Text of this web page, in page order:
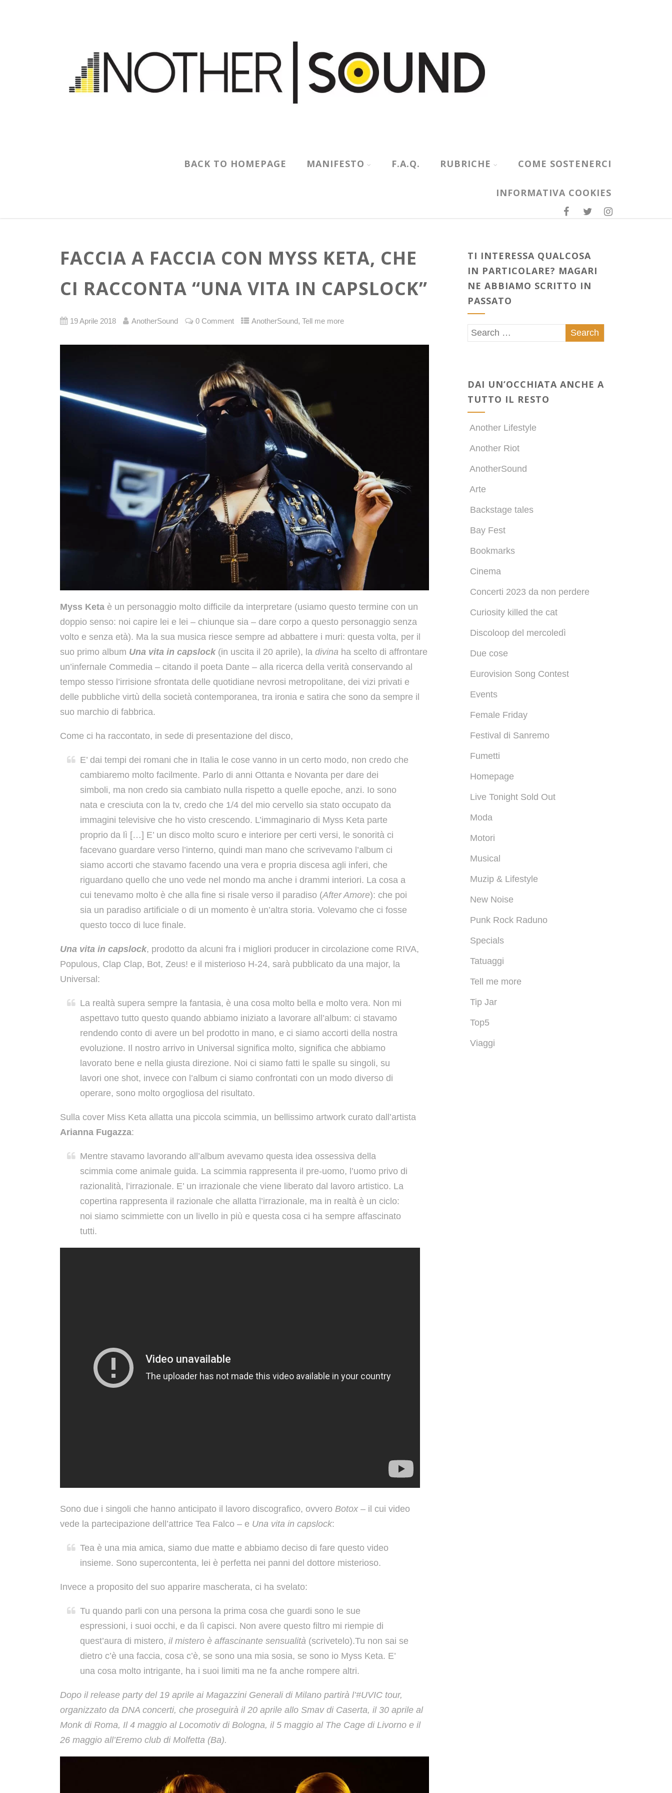
BACK TO HOMEPAGE MANIFESTO F.A.Q. RUBRICHE COME SOSTENERCI
INFORMATIVA COOKIES
FACCIA A FACCIA CON MYSS KETA, CHE
CI RACCONTA “UNA VITA IN CAPSLOCK”
19 Aprile 2018 AnotherSound 0 Comment AnotherSound ,Tell me more
Myss Keta è un personaggio molto difficile da interpretare (usiamo questo termine con un
doppio senso: noi capire lei e lei – chiunque sia – dare corpo a questo personaggio senza
volto e senza età). Ma la sua musica riesce sempre ad abbattere i muri: questa volta, per il
suo primo album Una vita in capslock (in uscita il 20 aprile), ladivina ha scelto di affrontare
un’infernale Commedia – citando il poeta Dante – alla ricerca della verità conservando al
tempo stesso l’irrisione sfrontata delle quotidiane nevrosi metropolitane, dei vizi privati e
delle pubbliche virtù della società contemporanea, tra ironia e satira che sono da sempre il
suo marchio di fabbrica.
Come ci ha raccontato, in sede di presentazione del disco,
E’ dai tempi dei romani che in Italia le cose vanno in un certo modo, non credo che
cambiaremo molto facilmente. Parlo di anni Ottanta e Novanta per dare dei
simboli, ma non credo sia cambiato nulla rispetto a quelle epoche, anzi. Io sono
nata e cresciuta con la tv, credo che 1/4 del mio cervello sia stato occupato da
immagini televisive che ho visto crescendo. L’immaginario di Myss Keta parte
proprio da lì […] E’ un disco molto scuro e interiore per certi versi, le sonorità ci
facevano guardare verso l’interno, quindi man mano che scrivevamo l’album ci
siamo accorti che stavamo facendo una vera e propria discesa agli inferi, che
riguardano quello che uno vede nel mondo ma anche i drammi interiori. La cosa a
cui tenevamo molto è che alla fine si risale verso il paradiso (After Amore): che poi
sia un paradiso artificiale o di un momento è un’altra storia. Volevamo che ci fosse
questo tocco di luce finale.
Una vita in capslock, prodotto da alcuni fra i migliori producer in circolazione come RIVA,
Populous, Clap Clap, Bot, Zeus! e il misterioso H-24, sarà pubblicato da una major, la
Universal:
La realtà supera sempre la fantasia, è una cosa molto bella e molto vera. Non mi
aspettavo tutto questo quando abbiamo iniziato a lavorare all’album: ci stavamo
rendendo conto di avere un bel prodotto in mano, e ci siamo accorti della nostra
evoluzione. Il nostro arrivo in Universal significa molto, significa che abbiamo
lavorato bene e nella giusta direzione. Noi ci siamo fatti le spalle su singoli, su
lavori one shot, invece con l’album ci siamo confrontati con un modo diverso di
operare, sono molto orgogliosa del risultato.
Sulla cover Miss Keta allatta una piccola scimmia, un bellissimo artwork curato dall’artista
Arianna Fugazza:
Mentre stavamo lavorando all’album avevamo questa idea ossessiva della
scimmia come animale guida. La scimmia rappresenta il pre-uomo, l’uomo privo di
razionalità, l’irrazionale. E’ un irrazionale che viene liberato dal lavoro artistico. La
copertina rappresenta il razionale che allatta l’irrazionale, ma in realtà è un ciclo:
noi siamo scimmiette con un livello in più e questa cosa ci ha sempre affascinato
tutti.
Sono due i singoli che hanno anticipato il lavoro discografico, ovveroBotox – il cui video
vede la partecipazione dell’attrice Tea Falco – e Una vita in capslock:
Tea è una mia amica, siamo due matte e abbiamo deciso di fare questo video
insieme. Sono supercontenta, lei è perfetta nei panni del dottore misterioso.
Invece a proposito del suo apparire mascherata, ci ha svelato:
Tu quando parli con una persona la prima cosa che guardi sono le sue
espressioni, i suoi occhi, e da lì capisci. Non avere questo filtro mi riempie di
quest’aura di mistero,il mistero è affascinante sensualità (scrivetelo).Tu non sai se
dietro c’è una faccia, cosa c’è, se sono una mia sosia, se sono io Myss Keta. E’
una cosa molto intrigante, ha i suoi limiti ma ne fa anche rompere altri.
Dopo il release party del 19 aprile ai Magazzini Generali di Milano partirà l’#UVIC tour,
organizzato da DNA concerti, che proseguirà il 20 aprile allo Smav di Caserta, il 30 aprile al
Monk di Roma, Il 4 maggio al Locomotiv di Bologna, il 5 maggio al The Cage di Livorno e il
26 maggio all’Eremo club di Molfetta (Ba).
TI INTERESSA QUALCOSA
IN PARTICOLARE? MAGARI
NE ABBIAMO SCRITTO IN
PASSATO
DAI UN’OCCHIATA ANCHE A
TUTTO IL RESTO
Another Lifestyle
Another Riot
AnotherSound
Arte
Backstage tales
Bay Fest
Bookmarks
Cinema
Concerti 2023 da non perdere
Curiosity killed the cat
Discoloop del mercoledì
Due cose
Eurovision Song Contest
Events
Female Friday
Festival di Sanremo
Fumetti
Homepage
Live Tonight Sold Out
Moda
Motori
Musical
Muzip & Lifestyle
New Noise
Punk Rock Raduno
Specials
Tatuaggi
Tell me more
Tip Jar
Top5
Viaggi